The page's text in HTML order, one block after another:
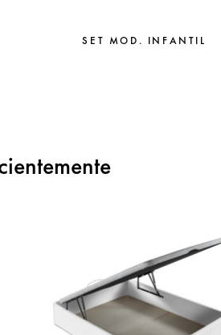
SET MOD. INFANTIL